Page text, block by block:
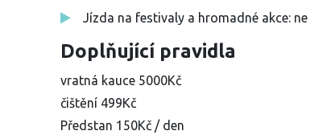
Jízda na festivaly a hromadné akce: ne
Doplňující pravidla
vratná kauce 5000Kč
čištění 499Kč
Předstan 150Kč / den